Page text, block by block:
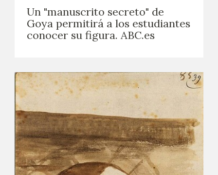
Un "manuscrito secreto" de
Goya permitirá a los estudiantes
conocer su figura. ABC.es